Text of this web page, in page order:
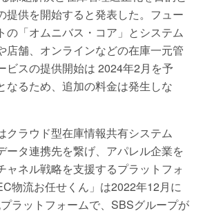
提供を開始すると発表した。フュー
の「オムニバス・コア」とシステム
店舗、オンラインなどの在庫一元管
ビスの提供開始は 2024年2月を予
なるため、追加の料金は発生しな
クラウド型在庫情報共有システム
ータ連携先を繋げ、アパレル企業を
ャネル戦略を支援するプラットフォ
物流お任せくん」は2022年12月に
ラットフォームで、SBSグループが